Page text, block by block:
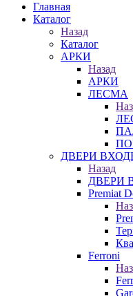
Главная
Каталог
Назад
Каталог
АРКИ
Назад
АРКИ
ЛЕСМА
ДВЕРИ
Назад
ДВЕРИ
Premiat
Ferroni